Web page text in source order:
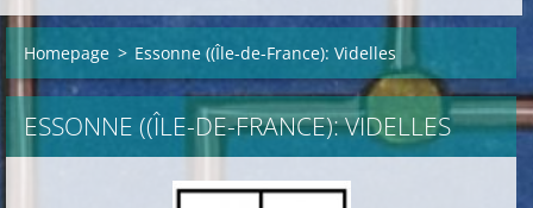
Homepage > Essonne ((Île-de-France): Videlles
ESSONNE ((ÎLE-DE-FRANCE): VIDELLES